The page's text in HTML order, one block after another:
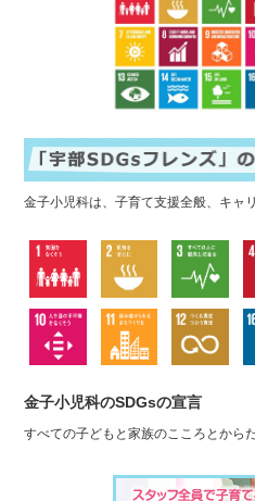
金子小児科は、子育て支援全般、キャ
金子小児科のSDGsの宣言
すべての子どもと家族のこころとから